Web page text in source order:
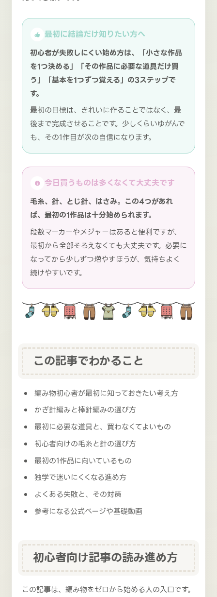
最初に結論だけ知りたい方へ
初心者が失敗しにくい始め方は、「小さな作品
を1つ決める」「その作品に必要な道具だけ買
う」「基本を1つずつ覚える」の3ステップで
す。
最初の目標は、きれいに作ることではなく、最
後まで完成させることです。少しくらいゆがんで
も、その1作目が次の自信になります。
今日買うものは多くなくて大丈夫です
毛糸、針、とじ針、はさみ。この4つがあれ
ば、最初の1作品は十分始められます。
段数マーカーやメジャーはあると便利ですが、
最初から全部そろえなくても大丈夫です。必要に
なってから少しずつ増やすほうが、気持ちよく
続けやすいです。
この記事でわかること
編み物初心者が最初に知っておきたい考え方
かぎ針編みと棒針編みの選び方
最初に必要な道具と、買わなくてよいもの
初心者向けの毛糸と針の選び方
最初の1作品に向いているもの
独学で迷いにくくなる進め方
よくある失敗と、その対策
参考になる公式ページや基礎動画
初心者向け記事の読み進め方
この記事は、編み物をゼロから始める人の入口です。